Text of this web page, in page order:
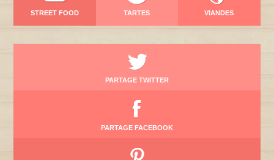
STREET FOOD TARTES VIANDES
PARTAGE TWITTER
PARTAGE FACEBOOK